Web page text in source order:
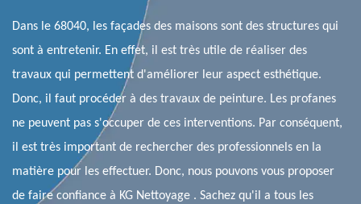
Dans le 68040, les façades des maisons sont des structures qui
sont à entretenir. En effet, il est très utile de réaliser des
travaux qui permettent d'améliorer leur aspect esthétique.
Donc, il faut procéder à des travaux de peinture. Les profanes
ne peuvent pas s'occuper de ces interventions. Par conséquent,
il est très important de rechercher des professionnels en la
matière pour les effectuer. Donc, nous pouvons vous proposer
de faire confiance à KG Nettoyage . Sachez qu'il a tous les